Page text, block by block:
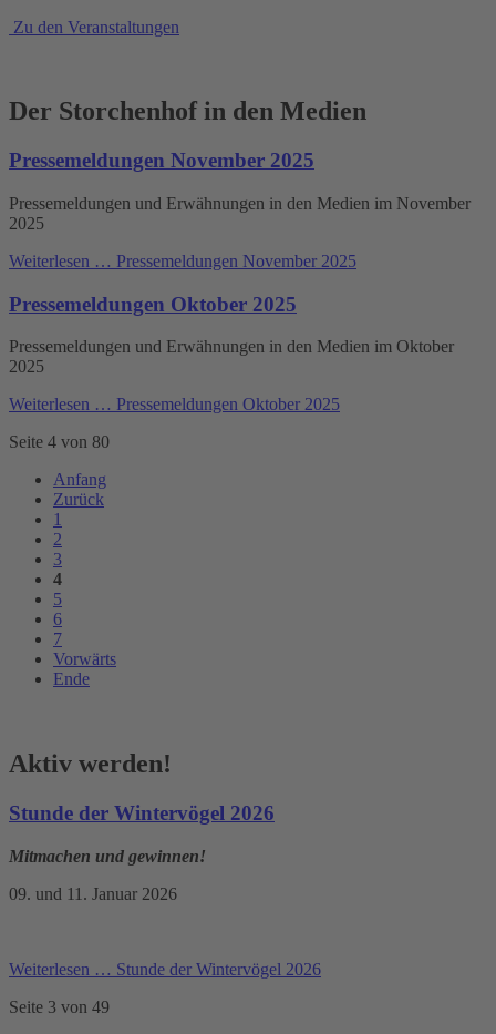
Zu den Veranstaltungen
Der Storchenhof in den Medien
Pressemeldungen November 2025
Pressemeldungen und Erwähnungen in den Medien im November
2025
Weiterlesen … Pressemeldungen November 2025
Pressemeldungen Oktober 2025
Pressemeldungen und Erwähnungen in den Medien im Oktober
2025
Weiterlesen … Pressemeldungen Oktober 2025
Seite 4 von 80
Anfang
Zurück
1
2
3
4
5
6
7
Vorwärts
Ende
Aktiv werden!
Stunde der Wintervögel 2026
Mitmachen und gewinnen!
09. und 11. Januar 2026
Weiterlesen … Stunde der Wintervögel 2026
Seite 3 von 49